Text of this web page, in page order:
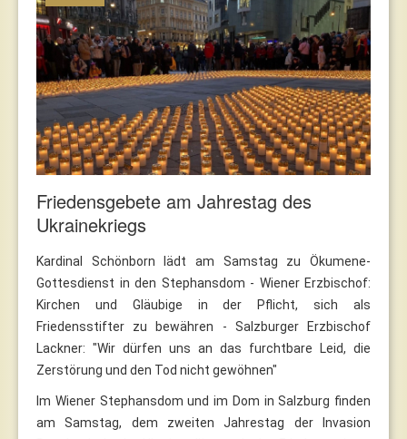
Friedensgebete am Jahrestag des
Ukrainekriegs
Kardinal Schönborn lädt am Samstag zu Ökumene-
Gottesdienst in den Stephansdom - Wiener Erzbischof:
Kirchen und Gläubige in der Pflicht, sich als
Friedensstifter zu bewähren - Salzburger Erzbischof
Lackner: "Wir dürfen uns an das furchtbare Leid, die
Zerstörung und den Tod nicht gewöhnen"
Im Wiener Stephansdom und im Dom in Salzburg finden
am Samstag, dem zweiten Jahrestag der Invasion